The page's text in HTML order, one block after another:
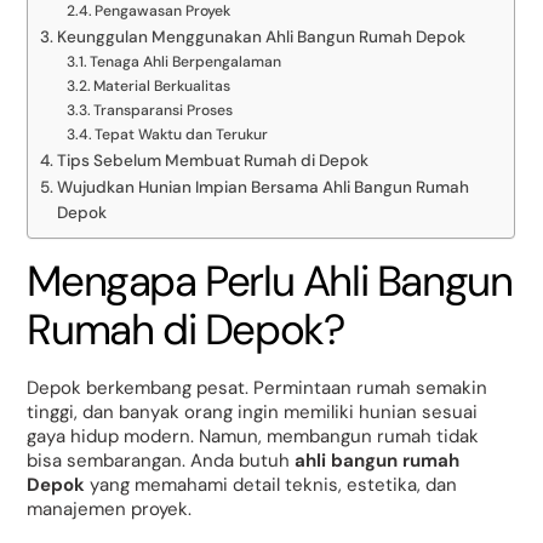
Pengawasan Proyek
Keunggulan Menggunakan Ahli Bangun Rumah Depok
Tenaga Ahli Berpengalaman
Material Berkualitas
Transparansi Proses
Tepat Waktu dan Terukur
Tips Sebelum Membuat Rumah di Depok
Wujudkan Hunian Impian Bersama Ahli Bangun Rumah
Depok
Mengapa Perlu Ahli Bangun
Rumah di Depok?
Depok berkembang pesat. Permintaan rumah semakin
tinggi, dan banyak orang ingin memiliki hunian sesuai
gaya hidup modern. Namun, membangun rumah tidak
bisa sembarangan. Anda butuhahli bangun rumah
Depok yang memahami detail teknis, estetika, dan
manajemen proyek.